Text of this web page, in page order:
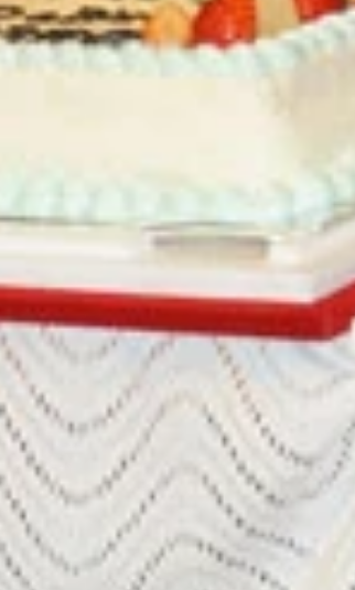
ック系女子高教師の衣装で登場した満島
波瑠リンドル玲奈
＆風間杜夫
生瀬勝久